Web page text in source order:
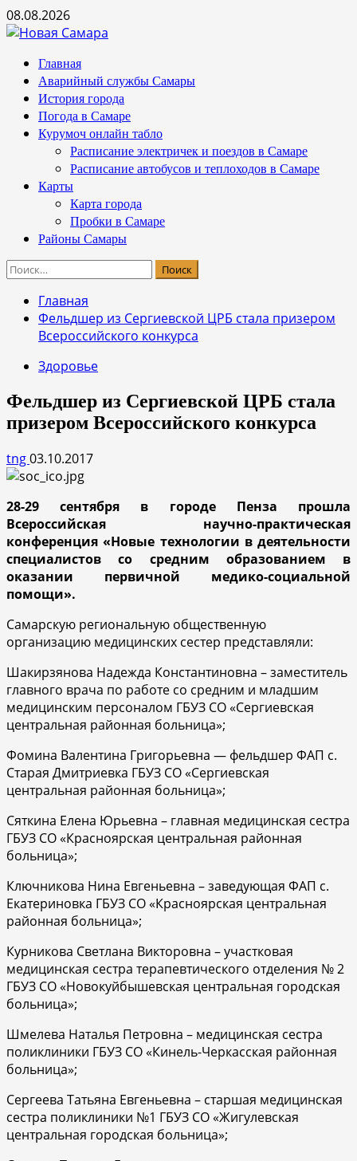
Перейти
к
08.08.2026
Основное
меню
Главная
Аварийный службы Самары
История города
Погода в Самаре
Курумоч онлайн табло
Расписание электричек и поездов в Самаре
Расписание автобусов и теплоходов в Самаре
Карты
Карта города
Пробки в Самаре
Районы Самары
Найти:
Главная
Фельдшер из Сергиевской ЦРБ стала призером
Всероссийского конкурса
Здоровье
Фельдшер из Сергиевской ЦРБ стала
призером Всероссийского конкурса
tng03.10.2017
28-29 сентября в городе Пенза прошла
Всероссийская научно-практическая
конференция «Новые технологии в деятельности
специалистов со средним образованием в
оказании первичной медико-социальной
помощи».
Самарскую региональную общественную
организацию медицинских сестер представляли:
Шакирзянова Надежда Константиновна – заместитель
главного врача по работе со средним и младшим
медицинским персоналом ГБУЗ СО «Сергиевская
центральная районная больница»;
Фомина Валентина Григорьевна — фельдшер ФАП с.
Старая Дмитриевка ГБУЗ СО «Сергиевская
центральная районная больница»;
Сяткина Елена Юрьевна – главная медицинская сестра
ГБУЗ СО «Красноярская центральная районная
больница»;
Ключникова Нина Евгеньевна – заведующая ФАП с.
Екатериновка ГБУЗ СО «Красноярская центральная
районная больница»;
Курникова Светлана Викторовна – участковая
медицинская сестра терапевтического отделения № 2
ГБУЗ СО «Новокуйбышевская центральная городская
больница»;
Шмелева Наталья Петровна – медицинская сестра
поликлиники ГБУЗ СО «Кинель-Черкасская районная
больница»;
Сергеева Татьяна Евгеньевна – старшая медицинская
сестра поликлиники №1 ГБУЗ СО «Жигулевская
центральная городская больница»;